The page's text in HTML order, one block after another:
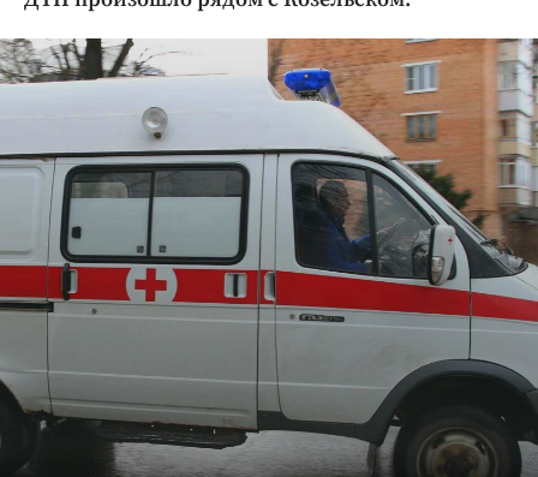
Криминал
Культура
Недвижимость и ЖКХ
Образование
Общество
Погода
Праздники
Происшествия
Спорт
Блоги
Издания